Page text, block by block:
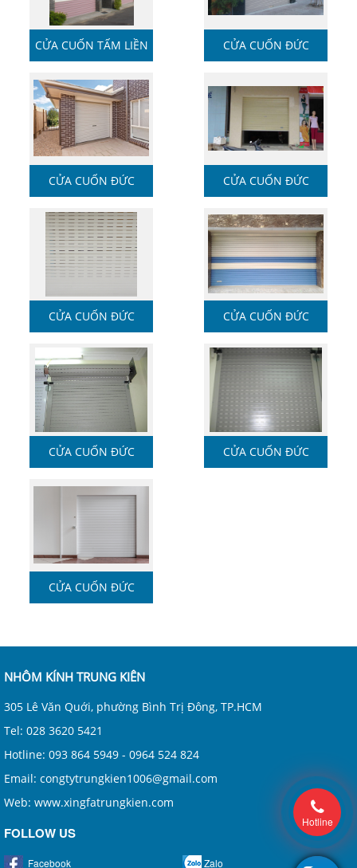
CỬA CUỐN TẤM LIỀN CỬA CUỐN ĐỨC
CỬA CUỐN ĐỨC CỬA CUỐN ĐỨC
CỬA CUỐN ĐỨC CỬA CUỐN ĐỨC
CỬA CUỐN ĐỨC CỬA CUỐN ĐỨC
CỬA CUỐN ĐỨC
NHÔM KÍNH TRUNG KIÊN
305 Lê Văn Quới, phường Bình Trị Đông, TP.HCM
Tel: 028 3620 5421
Hotline: 093 864 5949 - 0964 524 824
Email: congtytrungkien1006@gmail.com
Web: www.xingfatrungkien.com
FOLLOW US
Facebook Zalo
Hotline